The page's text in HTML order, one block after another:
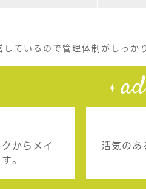
しているので管理体制がしっか
からメイ
。
活気のあ